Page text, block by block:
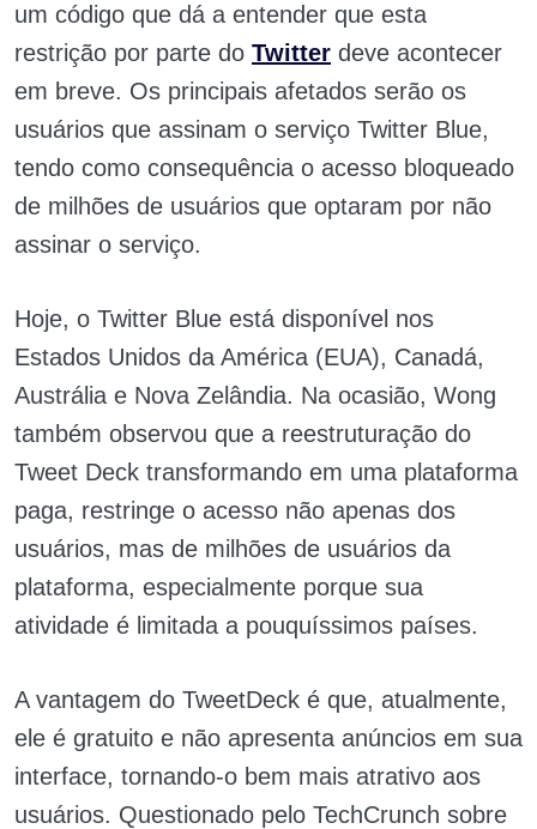
um código que dá a entender que esta
restrição por parte do Twitter deve acontecer
em breve. Os principais afetados serão os
usuários que assinam o serviço Twitter Blue,
tendo como consequência o acesso bloqueado
de milhões de usuários que optaram por não
assinar o serviço.
Hoje, o Twitter Blue está disponível nos
Estados Unidos da América (EUA), Canadá,
Austrália e Nova Zelândia. Na ocasião, Wong
também observou que a reestruturação do
Tweet Deck transformando em uma plataforma
paga, restringe o acesso não apenas dos
usuários, mas de milhões de usuários da
plataforma, especialmente porque sua
atividade é limitada a pouquíssimos países.
A vantagem do TweetDeck é que, atualmente,
ele é gratuito e não apresenta anúncios em sua
interface, tornando-o bem mais atrativo aos
usuários. Questionado pelo TechCrunch sobre